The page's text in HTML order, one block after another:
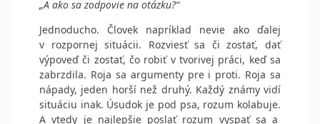
„A ako sa zodpovie na otázku?“
Jednoducho. Človek napríklad nevie ako ďalej
v rozpornej situácii. Rozviesť sa či zostať, dať
výpoveď či zostať, čo robiť v tvorivej práci, keď sa
zabrzdila. Roja sa argumenty pre i proti. Roja sa
nápady, jeden horší než druhý. Každý známy vidí
situáciu inak. Úsudok je pod psa, rozum kolabuje.
A vtedy je najlepšie poslať rozum vyspať sa a